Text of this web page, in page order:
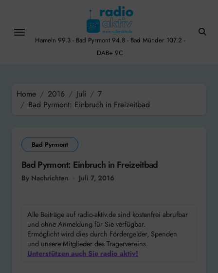
content
Hameln 99.3 - Bad Pyrmont 94.8 - Bad Münder 107.2 -
DAB+ 9C
Home 2016 Juli
7
Bad Pyrmont: Einbruch in Freizeitbad
Bad Pyrmont
Bad Pyrmont: Einbruch in Freizeitbad
By Nachrichten Juli 7, 2016
Alle Beiträge auf radio-aktiv.de sind kostenfrei abrufbar
und ohne Anmeldung für Sie verfügbar.
Ermöglicht wird dies durch Fördergelder, Spenden
und unsere Mitglieder des Trägervereins.
Unterstützen auch Sie radio aktiv!